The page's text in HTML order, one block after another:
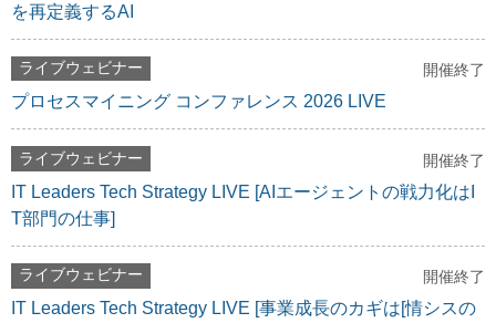
を再定義するAI
ライブウェビナー 開催終了
プロセスマイニング コンファレンス 2026 LIVE
ライブウェビナー 開催終了
IT Leaders Tech Strategy LIVE [AIエージェントの戦力化はI
T部門の仕事]
ライブウェビナー 開催終了
IT Leaders Tech Strategy LIVE [事業成長のカギは[情シスの